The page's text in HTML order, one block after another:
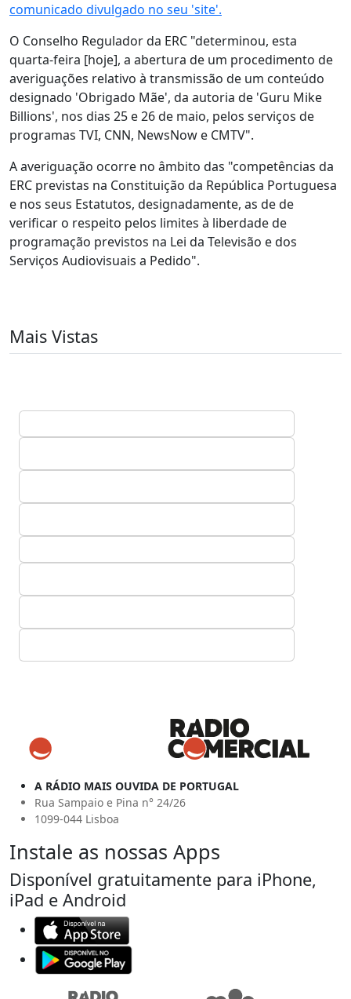
comunicado divulgado no seu 'site'.
O Conselho Regulador da ERC "determinou, esta
quarta-feira [hoje], a abertura de um procedimento de
averiguações relativo à transmissão de um conteúdo
designado 'Obrigado Mãe', da autoria de 'Guru Mike
Billions', nos dias 25 e 26 de maio, pelos serviços de
programas TVI, CNN, NewsNow e CMTV".
A averiguação ocorre no âmbito das "competências da
ERC previstas na Constituição da República Portuguesa
e nos seus Estatutos, designadamente, as de de
verificar o respeito pelos limites à liberdade de
programação previstos na Lei da Televisão e dos
Serviços Audiovisuais a Pedido".
Mais Vistas
A RÁDIO MAIS OUVIDA DE PORTUGAL
Rua Sampaio e Pina n° 24/26
1099-044 Lisboa
Instale as nossas Apps
Disponível gratuitamente para iPhone,
iPad e Android